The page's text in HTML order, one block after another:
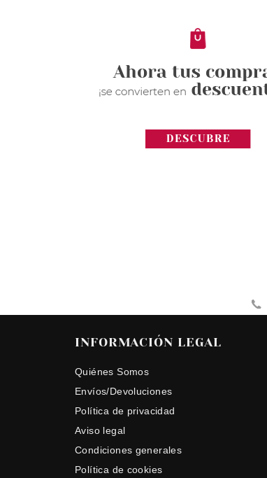
INFORMACIÓN LEGAL
Quiénes Somos
Envíos/Devoluciones
Política de privacidad
Aviso legal
Condiciones generales
Política de cookies